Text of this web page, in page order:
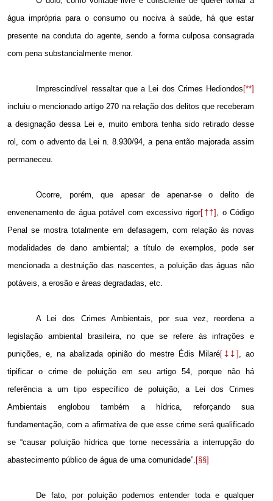
água imprópria para o consumo ou nociva à saúde, há que estar
presente na conduta do agente, sendo a forma culposa consagrada
com pena substancialmente menor.
Imprescindível ressaltar que a Lei dos Crimes Hediondos [**]
incluiu o mencionado artigo 270 na relação dos delitos que receberam
a designação dessa Lei e, muito embora tenha sido retirado desse
rol, com o advento da Lei n. 8.930/94, a pena então majorada assim
permaneceu.
Ocorre, porém, que apesar de apenar-se o delito de
envenenamento de água potável com excessivo rigor[††] , o Código
Penal se mostra totalmente em defasagem, com relação às novas
modalidades de dano ambiental; a título de exemplos, pode ser
mencionada a destruição das nascentes, a poluição das águas não
potáveis, a erosão e áreas degradadas, etc.
A Lei dos Crimes Ambientais, por sua vez, reordena a
legislação ambiental brasileira, no que se refere às infrações e
punições, e, na abalizada opinião do mestre Édis Milaré[‡‡] , ao
tipificar o crime de poluição em seu artigo 54, porque não há
referência a um tipo específico de poluição, a Lei dos Crimes
Ambientais englobou também a hídrica, reforçando sua
fundamentação, com a afirmativa de que esse crime será qualificado
se “causar poluição hídrica que torne necessária a interrupção do
abastecimento público de água de uma comunidade”. [§§]
De fato, por poluição podemos entender toda e qualquer